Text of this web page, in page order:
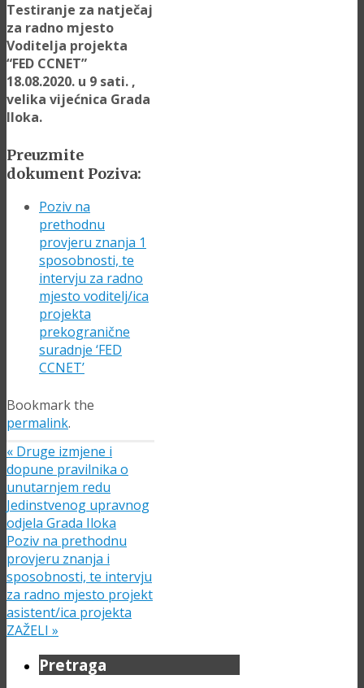
Testiranje za natječaj
za radno mjesto
Voditelja projekta
“FED CCNET”
18.08.2020. u 9 sati. ,
velika vijećnica Grada
Iloka.
Preuzmite
dokument Poziva:
Poziv na
prethodnu
provjeru znanja 1
sposobnosti, te
intervju za radno
mjesto voditelj/ica
projekta
prekogranične
suradnje ‘FED
CCNET’
Bookmark the
permalink.
« Druge izmjene i
dopune pravilnika o
unutarnjem redu
Jedinstvenog upravnog
odjela Grada Iloka
Poziv na prethodnu
provjeru znanja i
sposobnosti, te intervju
za radno mjesto projekt
asistent/ica projekta
ZAŽELI »
Pretraga